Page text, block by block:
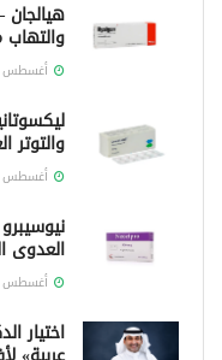
أغسطس 6, 2026
والتوتر
أغسطس 6, 2026
العدوى
أغسطس 6, 2026